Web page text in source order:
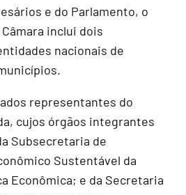
e do Parlamento, o
inclui dois
nacionais de
representantes do
cujos órgãos integrantes
Subsecretaria de
Sustentável da
Econômica; e da Secretaria